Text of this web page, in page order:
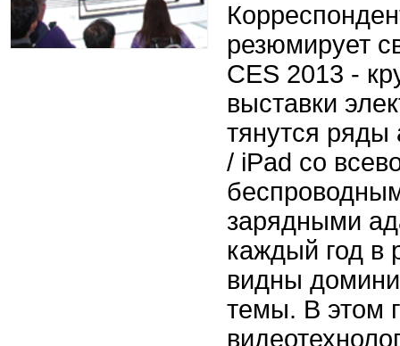
резюмирует
CES 2013 -
выставки
тянутся ряды
/ iPad со
зарядными
каждый год в
видны
темы. В этом